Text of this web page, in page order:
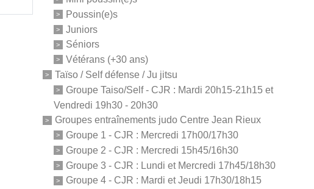
Poussin(e)s
Juniors
Séniors
Vétérans (+30 ans)
Taïso / Self défense / Ju jitsu
Groupe Taiso/Self - CJR : Mardi 20h15-21h15 et
Vendredi 19h30 - 20h30
Groupes entraînements judo Centre Jean Rieux
Groupe 1 - CJR : Mercredi 17h00/17h30
Groupe 2 - CJR : Mercredi 15h45/16h30
Groupe 3 - CJR : Lundi et Mercredi 17h45/18h30
Groupe 4 - CJR : Mardi et Jeudi 17h30/18h15